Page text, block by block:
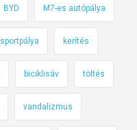
BYD M7-es autópálya
sportpálya kerítés
biciklisáv töltés
vandalizmus